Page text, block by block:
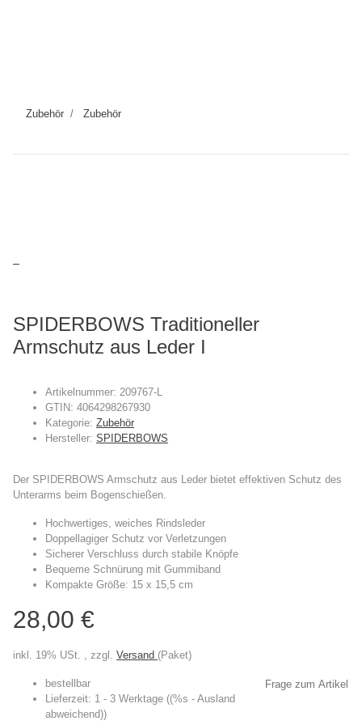
Zubehör Zubehör
SPIDERBOWS Traditioneller
Armschutz aus Leder I
Artikelnummer: 209767-L
GTIN: 4064298267930
Kategorie: Zubehör
Hersteller: SPIDERBOWS
Der SPIDERBOWS Armschutz aus Leder bietet effektiven Schutz des
Unterarms beim Bogenschießen.
Hochwertiges, weiches Rindsleder
Doppellagiger Schutz vor Verletzungen
Sicherer Verschluss durch stabile Knöpfe
Bequeme Schnürung mit Gummiband
Kompakte Größe: 15 x 15,5 cm
28,00 €
inkl. 19% USt. , zzgl. Versand (Paket)
bestellbar
Lieferzeit: 1 - 3 Werktage ((%s - Ausland
abweichend))
Frage zum Artikel